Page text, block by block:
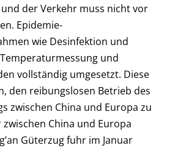
der Verkehr muss nicht vor
Epidemie-
wie Desinfektion und
und
vollständig umgesetzt. Diese
den reibungslosen Betrieb des
zwischen China und Europa zu
China und Europa
Güterzug fuhr im Januar